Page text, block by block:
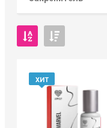
ХИТ